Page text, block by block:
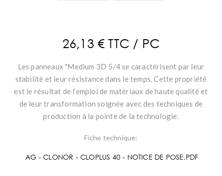
26,13 € TTC / PC
Les panneaux "Medium 3D 5/4 se caractérisent par leur
stabilité et leur résistance dans le temps. Cette propriété
est le résultat de l’emploi de matériaux de haute qualité et
de leur transformation soignée avec des techniques de
production à la pointe de la technologie.
Fiche technique:
AG - CLONOR - CLOPLUS 40 - NOTICE DE POSE.PDF